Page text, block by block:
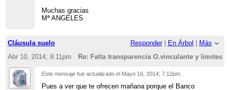
Muchas gracias
Mª ANGELES
Cláusula suelo Responder| En Árbol
Más
Abr 10, 2014; 9:11pm
Re: Falta transparencia O.vinculante y limites
Este mensaje fue actualizado el Mayo 16, 2014; 7:12pm.
Pues a ver que te ofrecen mañana porque el Banco